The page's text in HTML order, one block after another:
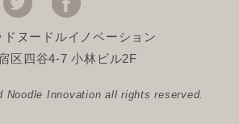
ヌードルイノベーション
区四谷4-7 小林ビル2F
Noodle Innovation all rights reserved.